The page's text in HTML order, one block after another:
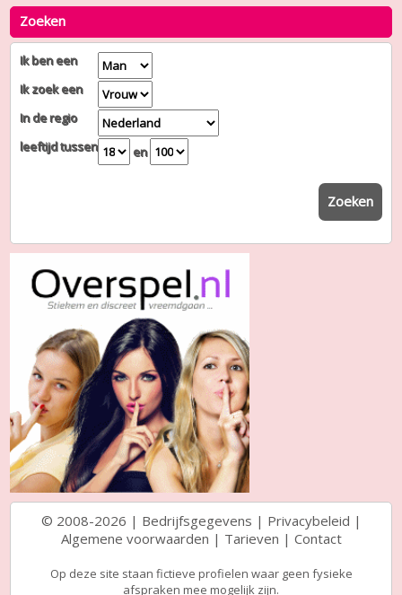
Zoeken
Ik ben een
Ik zoek een
In de regio
leeftijd tussen
en
Zoeken
© 2008-2026 | Bedrijfsgegevens | Privacybeleid |
Algemene voorwaarden | Tarieven | Contact
Op deze site staan fictieve profielen waar geen fysieke
afspraken mee mogelijk zijn.